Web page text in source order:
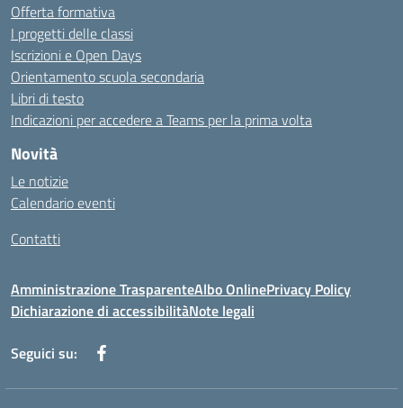
Offerta formativa
I progetti delle classi
Iscrizioni e Open Days
Orientamento scuola secondaria
Libri di testo
Indicazioni per accedere a Teams per la prima volta
Novità
Le notizie
Calendario eventi
Contatti
Amministrazione TrasparenteAlbo OnlinePrivacy Policy
Dichiarazione di accessibilitàNote legali
Seguici su: